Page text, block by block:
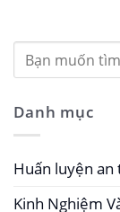
Danh mục
Huấn luyện an
Kinh Nghiệm